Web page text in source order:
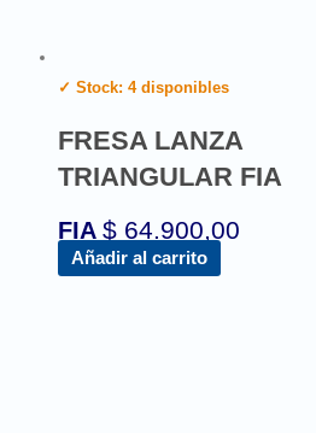
✓ Stock: 4 disponibles
FRESA LANZA
TRIANGULAR FIA
FIA $ 64.900,00
Añadir al carrito